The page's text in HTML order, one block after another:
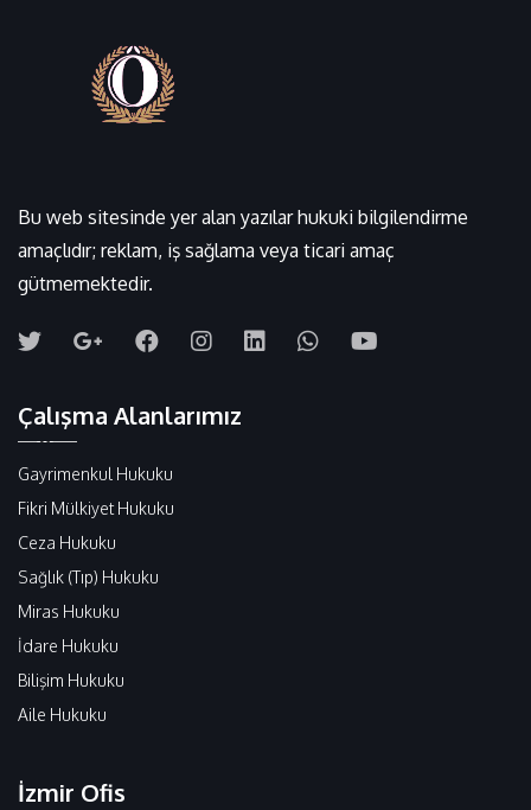
Bu web sitesinde yer alan yazılar hukuki bilgilendirme
amaçlıdır; reklam, iş sağlama veya ticari amaç
gütmemektedir.
Çalışma Alanlarımız
Gayrimenkul Hukuku
Fikri Mülkiyet Hukuku
Ceza Hukuku
Sağlık (Tıp) Hukuku
Miras Hukuku
İdare Hukuku
Bilişim Hukuku
Aile Hukuku
İzmir Ofis